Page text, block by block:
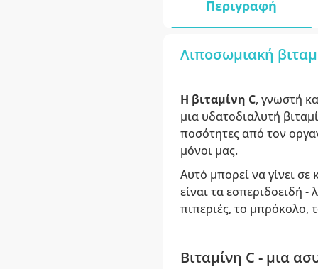
Περιγραφή
Λιποσωμιακή
Η βιταμίνη C, γνωστή
μια υδατοδιαλυτή
ποσότητες από τον
μόνοι μας.
Αυτό μπορεί να γίνει
είναι τα εσπεριδοειδή -
πιπεριές, το μπρόκολο,
Βιταμίνη C - μια